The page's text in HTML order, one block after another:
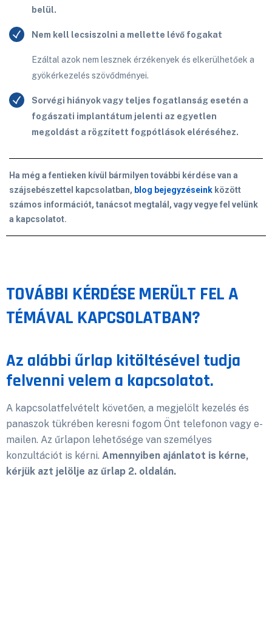
belül.
Nem kell lecsiszolni a mellette lévő fogakat
Ezáltal azok nem lesznek érzékenyek és elkerülhetőek a
gyökérkezelés szövődményei.
Sorvégi hiányok vagy teljes fogatlanság esetén a
fogászati implantátum jelenti az egyetlen
megoldást a rögzített fogpótlások eléréséhez.
Ha még a fentieken kívül bármilyen további kérdése van a
szájsebészettel kapcsolatban, blog bejegyzéseink között
számos információt, tanácsot megtalál, vagy vegye fel velünk
a kapcsolatot.
TOVÁBBI KÉRDÉSE MERÜLT FEL A
TÉMÁVAL KAPCSOLATBAN?
Az alábbi űrlap kitöltésével tudja
felvenni velem a kapcsolatot.
A kapcsolatfelvételt követően, a megjelölt kezelés és
panaszok tükrében keresni fogom Önt telefonon vagy e-
mailen. Az űrlapon lehetősége van személyes
konzultációt is kérni. Amennyiben ajánlatot is kérne,
kérjük azt jelölje az űrlap 2. oldalán.